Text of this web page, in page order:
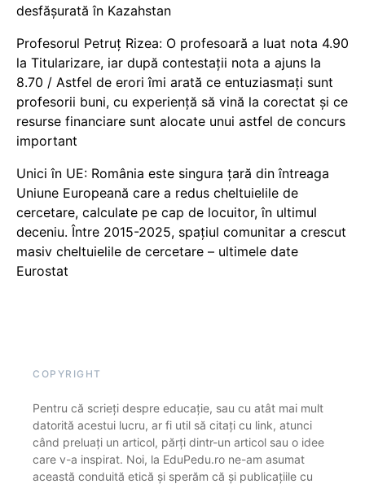
desfășurată în Kazahstan
Profesorul Petruț Rizea: O profesoară a luat nota 4.90
la Titularizare, iar după contestații nota a ajuns la
8.70 / Astfel de erori îmi arată ce entuziasmați sunt
profesorii buni, cu experiență să vină la corectat și ce
resurse financiare sunt alocate unui astfel de concurs
important
Unici în UE: România este singura țară din întreaga
Uniune Europeană care a redus cheltuielile de
cercetare, calculate pe cap de locuitor, în ultimul
deceniu. Între 2015-2025, spațiul comunitar a crescut
masiv cheltuielile de cercetare – ultimele date
Eurostat
COPYRIGHT
Pentru că scrieți despre educație, sau cu atât mai mult
datorită acestui lucru, ar fi util să citați cu link, atunci
când preluați un articol, părți dintr-un articol sau o idee
care v-a inspirat. Noi, la EduPedu.ro ne-am asumat
această conduită etică și sperăm că și publicațiile cu